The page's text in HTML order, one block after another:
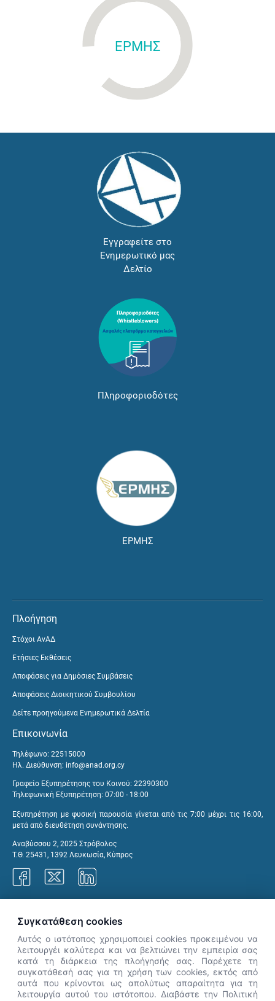
ΕΡΜΗΣ
Εγγραφείτε στο
Ενημερωτικό μας
Δελτίο
Πληροφοριοδότες
ΕΡΜΗΣ
Πλοήγηση
Στόχοι ΑνΑΔ
Ετήσιες Εκθέσεις
Αποφάσεις για Δημόσιες Συμβάσεις
Αποφάσεις Διοικητικού Συμβουλίου
Δείτε προηγούμενα Ενημερωτικά Δελτία
Επικοινωνία
Τηλέφωνο: 22515000
Ηλ. Διεύθυνση: info@anad.org.cy
Γραφείο Εξυπηρέτησης του Κοινού: 22390300
Τηλεφωνική Εξυπηρέτηση: 07:00 - 18:00
Εξυπηρέτηση με φυσική παρουσία γίνεται από τις 7:00 μέχρι τις 16:00,
μετά από διευθέτηση συνάντησης.
Αναβύσσου 2, 2025 Στρόβολος
Τ.Θ. 25431, 1392 Λευκωσία, Κύπρος
👋 Καλώς ήρθες! Είμαι η Νόησις.
Πες μου πώς μπορώ να σε βοηθήσω
Συγκατάθεση cookies
Αυτός ο ιστότοπος χρησιμοποιεί cookies προκειμένου να
λειτουργέι καλύτερα και να βελτιώνει την εμπειρία σας
κατά τη διάρκεια της πλοήγησής σας. Παρέχετε τη
συγκατάθεσή σας για τη χρήση των cookies, εκτός από
αυτά που κρίνονται ως απολύτως απαραίτητα για τη
λειτουργία αυτού του ιστότοπου. Διαβάστε την Πολιτική